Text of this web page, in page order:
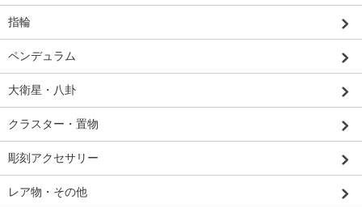
指輪
ペンデュラム
大衛星・八卦
クラスター・置物
彫刻アクセサリー
レア物・その他